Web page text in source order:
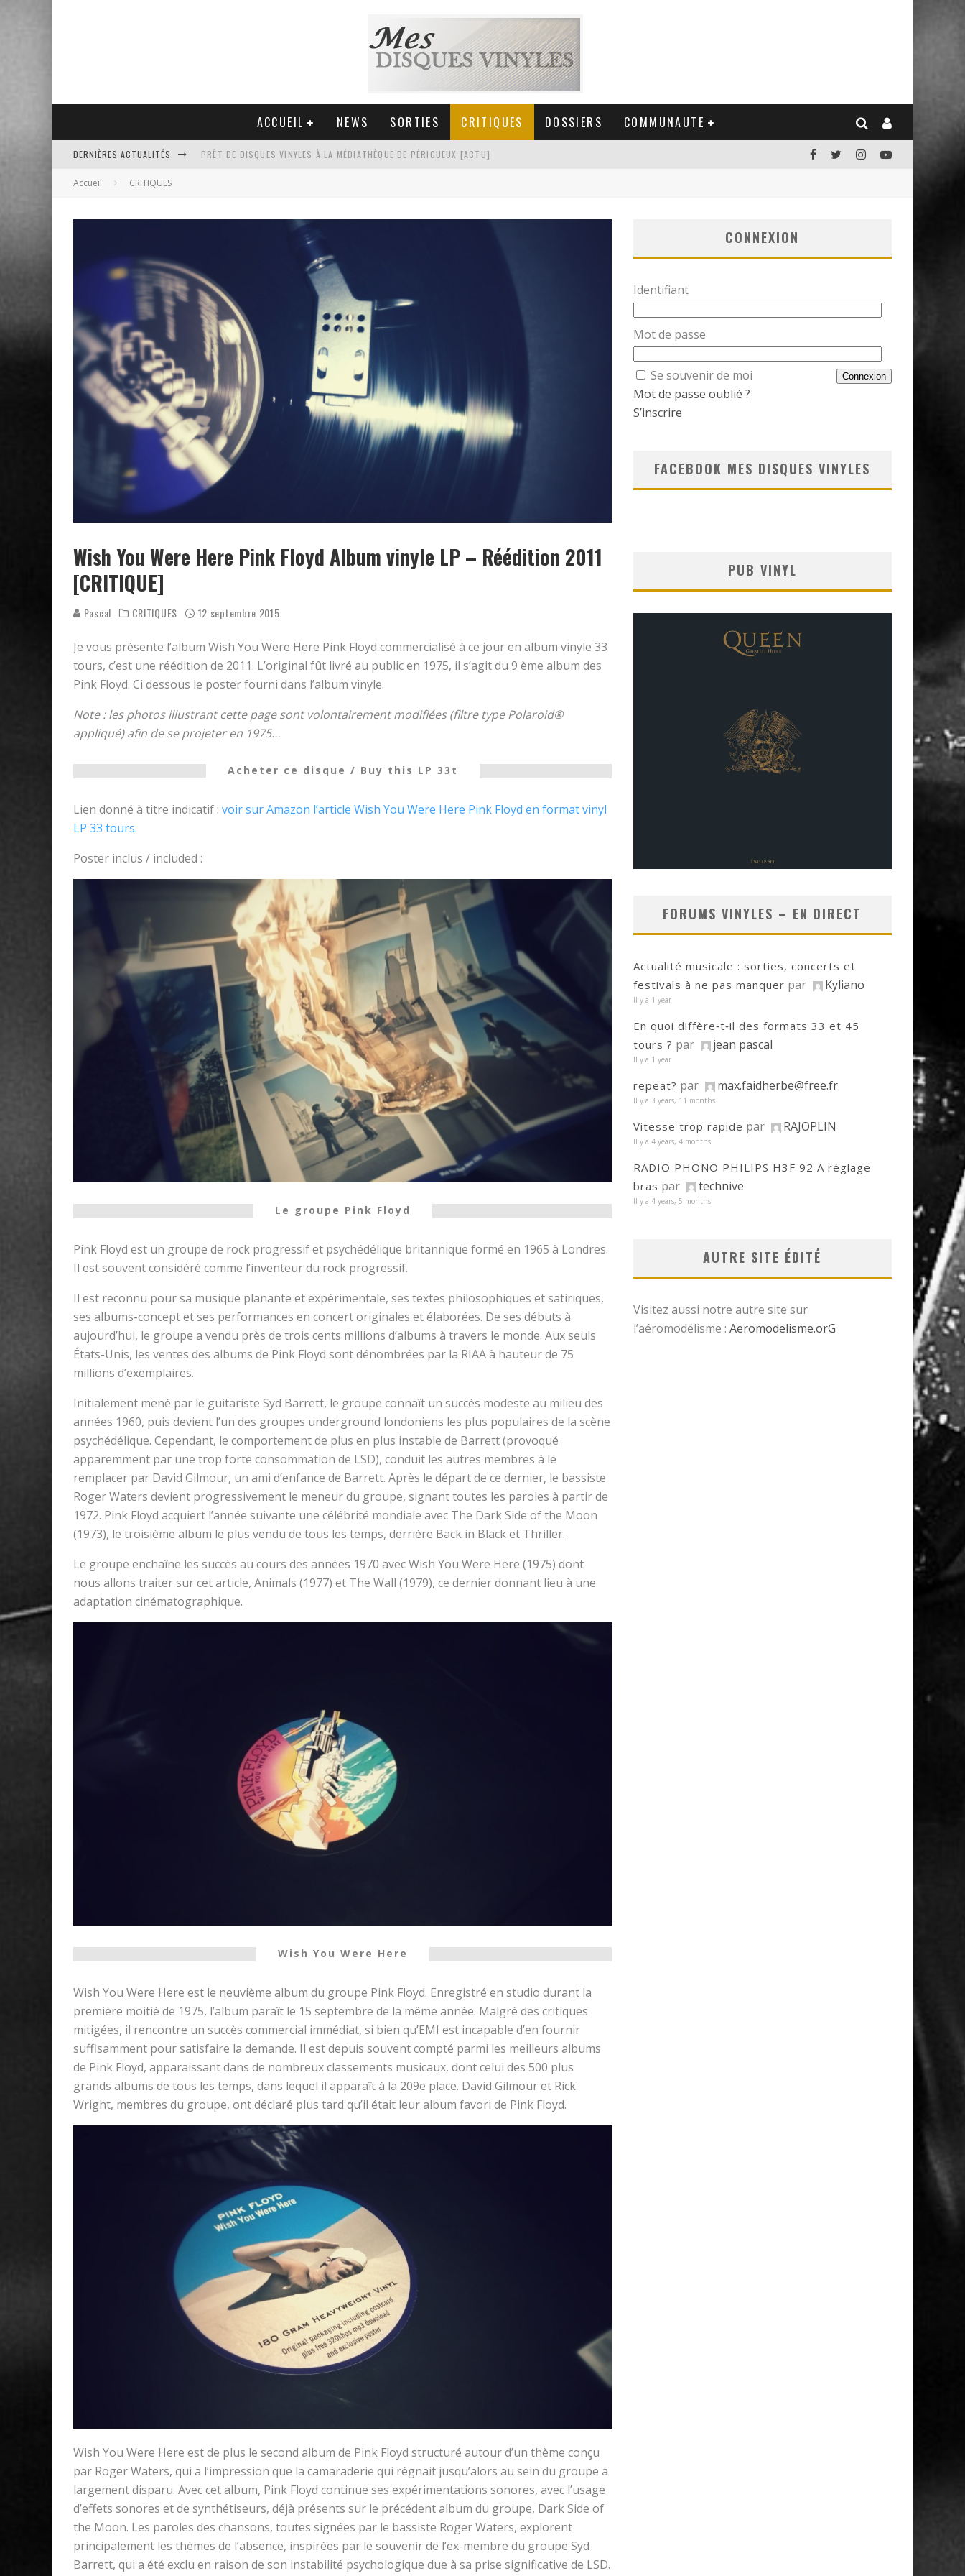
ACCUEIL NEWS SORTIES CRITIQUES DOSSIERS COMMUNAUTE
DERNIÈRES ACTUALITÉS PRÊT DE DISQUES VINYLES À LA MÉDIATHÈQUE DE PÉRIGUEUX [ACTU]
UN NOUVEAU DISQUAIRE MUSIC NON STOP À STRASBOURG
Accueil CRITIQUES
Wish You Were Here Pink Floyd Album vinyle LP – Réédition 2011
[CRITIQUE]
Pascal CRITIQUES 12 septembre 2015
Je vous présente l’album Wish You Were Here Pink Floyd commercialisé à ce jour en album vinyle 33
tours, c’est une réédition de 2011. L’original fût livré au public en 1975, il s’agit du 9 ème album des
Pink Floyd. Ci dessous le poster fourni dans l’album vinyle.
Note : les photos illustrant cette page sont volontairement modifiées (filtre type Polaroid®
appliqué) afin de se projeter en 1975…
Acheter ce disque / Buy this LP 33t
Lien donné à titre indicatif : voir sur Amazon l’article Wish You Were Here Pink Floyd en format vinyl
LP 33 tours.
Poster inclus / included :
Le groupe Pink Floyd
Pink Floyd est un groupe de rock progressif et psychédélique britannique formé en 1965 à Londres.
Il est souvent considéré comme l’inventeur du rock progressif.
Il est reconnu pour sa musique planante et expérimentale, ses textes philosophiques et satiriques,
ses albums-concept et ses performances en concert originales et élaborées. De ses débuts à
aujourd’hui, le groupe a vendu près de trois cents millions d’albums à travers le monde. Aux seuls
États-Unis, les ventes des albums de Pink Floyd sont dénombrées par la RIAA à hauteur de 75
millions d’exemplaires.
Initialement mené par le guitariste Syd Barrett, le groupe connaît un succès modeste au milieu des
années 1960, puis devient l’un des groupes underground londoniens les plus populaires de la scène
psychédélique. Cependant, le comportement de plus en plus instable de Barrett (provoqué
apparemment par une trop forte consommation de LSD), conduit les autres membres à le
remplacer par David Gilmour, un ami d’enfance de Barrett. Après le départ de ce dernier, le bassiste
Roger Waters devient progressivement le meneur du groupe, signant toutes les paroles à partir de
1972. Pink Floyd acquiert l’année suivante une célébrité mondiale avec The Dark Side of the Moon
(1973), le troisième album le plus vendu de tous les temps, derrière Back in Black et Thriller.
Le groupe enchaîne les succès au cours des années 1970 avec Wish You Were Here (1975) dont
nous allons traiter sur cet article, Animals (1977) et The Wall (1979), ce dernier donnant lieu à une
adaptation cinématographique.
Wish You Were Here
Wish You Were Here est le neuvième album du groupe Pink Floyd. Enregistré en studio durant la
première moitié de 1975, l’album paraît le 15 septembre de la même année. Malgré des critiques
mitigées, il rencontre un succès commercial immédiat, si bien qu’EMI est incapable d’en fournir
suffisamment pour satisfaire la demande. Il est depuis souvent compté parmi les meilleurs albums
de Pink Floyd, apparaissant dans de nombreux classements musicaux, dont celui des 500 plus
grands albums de tous les temps, dans lequel il apparaît à la 209e place. David Gilmour et Rick
Wright, membres du groupe, ont déclaré plus tard qu’il était leur album favori de Pink Floyd.
Wish You Were Here est de plus le second album de Pink Floyd structuré autour d’un thème conçu
par Roger Waters, qui a l’impression que la camaraderie qui régnait jusqu’alors au sein du groupe a
largement disparu. Avec cet album, Pink Floyd continue ses expérimentations sonores, avec l’usage
d’effets sonores et de synthétiseurs, déjà présents sur le précédent album du groupe, Dark Side of
the Moon. Les paroles des chansons, toutes signées par le bassiste Roger Waters, explorent
principalement les thèmes de l’absence, inspirées par le souvenir de l’ex-membre du groupe Syd
Barrett, qui a été exclu en raison de son instabilité psychologique due à sa prise significative de LSD.
CONNEXION
Identifiant
Mot de passe
Se souvenir de moi
Mot de passe oublié ?
S’inscrire
FACEBOOK MES DISQUES VINYLES
PUB VINYL
FORUMS VINYLES – EN DIRECT
Actualité musicale : sorties, concerts et
festivals à ne pas manquer par Kyliano
Il y a 1 year
En quoi diffère‑t‑il des formats 33 et 45
tours ? par jean pascal
Il y a 1 year
repeat? par max.faidherbe@free.fr
Il y a 3 years, 11 months
Vitesse trop rapide par RAJOPLIN
Il y a 4 years, 4 months
RADIO PHONO PHILIPS H3F 92 A réglage
bras par technive
Il y a 4 years, 5 months
AUTRE SITE ÉDITÉ
Visitez aussi notre autre site sur
l’aéromodélisme : Aeromodelisme.orG